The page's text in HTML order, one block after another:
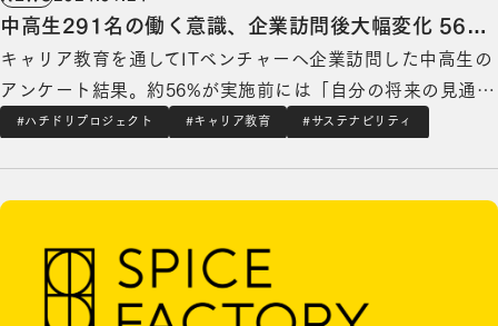
中高生291名の働く意識、企業訪問後大幅変化 56%
不安から96%明るい見通しへ
キャリア教育を通してITベンチャーへ企業訪問した中高生の
アンケート結果。約56%が実施前には「自分の将来の見通し
について不安」と回答したが、実施後は約96%が「自分の将
（本社：東京都港区、代表取締役CEO：高木 …
#ハチドリプロジェクト #キャリア教育 #サステナビリティ